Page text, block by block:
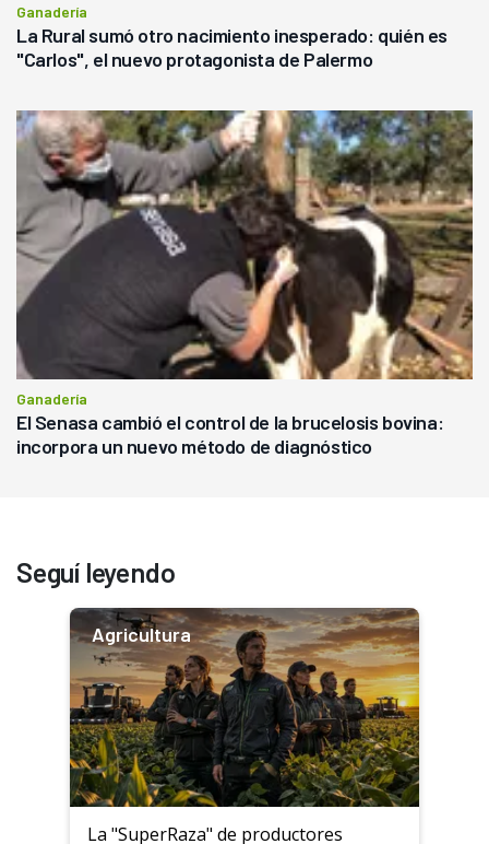
Ganadería
La Rural sumó otro nacimiento inesperado: quién es
"Carlos", el nuevo protagonista de Palermo
Ganadería
El Senasa cambió el control de la brucelosis bovina:
incorpora un nuevo método de diagnóstico
Seguí leyendo
Agricultura
La "SuperRaza" de productores